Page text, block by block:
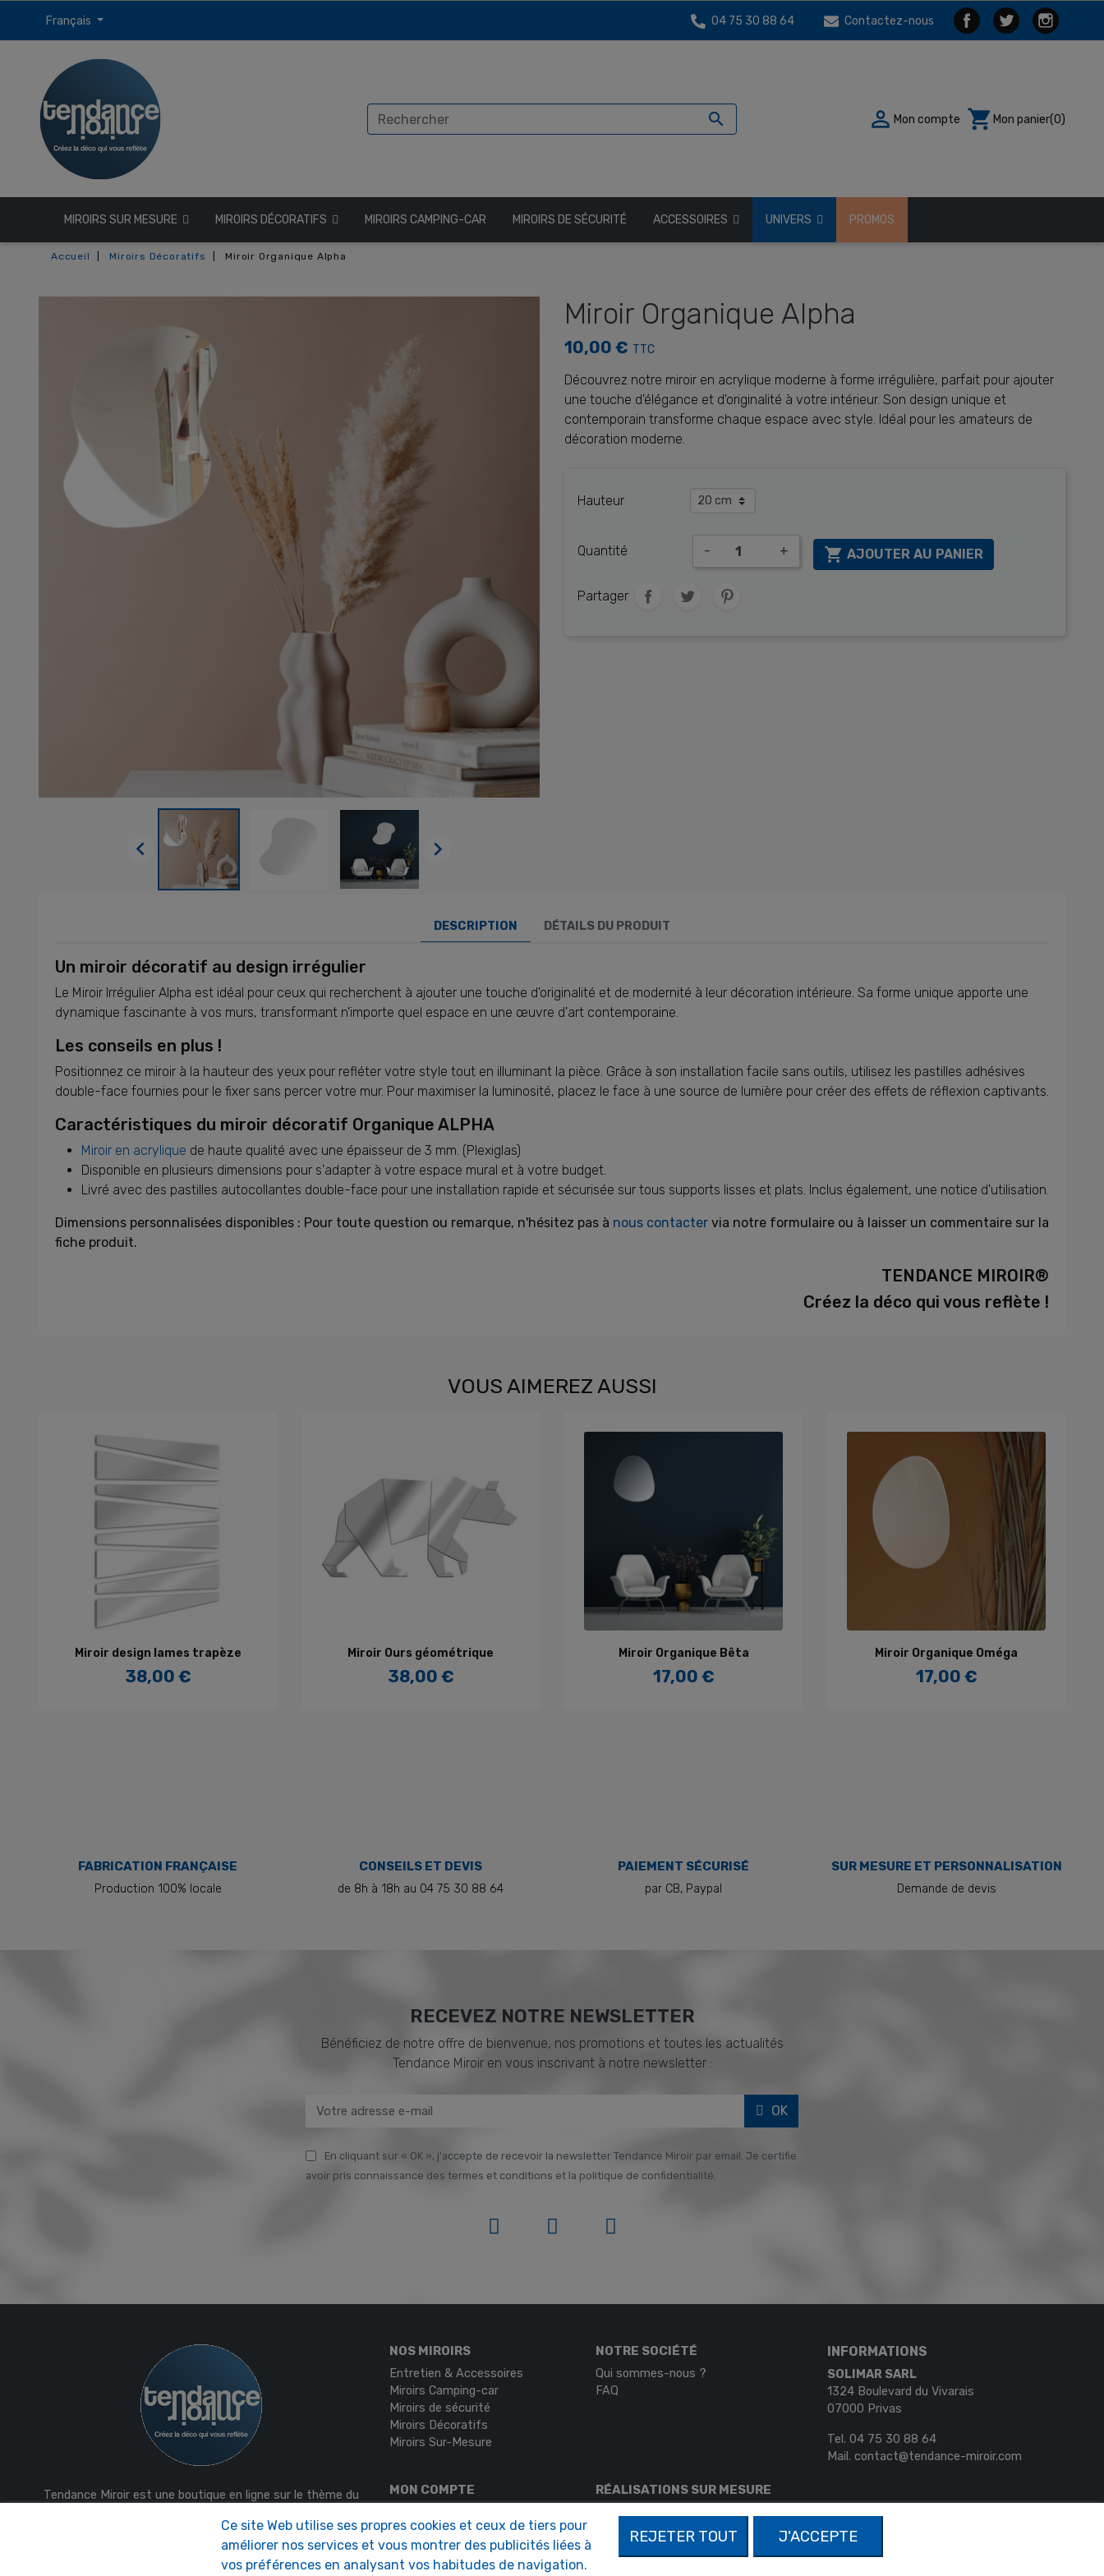
Français 04 75 30 88 64 Contactez-nous
  Mon compte shopping_cart Mon panier(0)
MIROIRS SUR MESURE MIROIRS DÉCORATIFS MIROIRS CAMPING-CAR MIROIRS DE SÉCURITÉ ACCESSOIRES UNIVERS PROMOS
Accueil Miroirs Décoratifs Miroir Organique Alpha
 
Miroir Organique Alpha
10,00 € TTC
Découvrez notre miroir en acrylique moderne à forme irrégulière, parfait pour ajouter
une touche d'élégance et d'originalité à votre intérieur. Son design unique et
contemporain transforme chaque espace avec style. Idéal pour les amateurs de
décoration moderne.
Hauteur
Quantité - +  AJOUTER AU PANIER
Partager
DESCRIPTION DÉTAILS DU PRODUIT
Un miroir décoratif au design irrégulier
Le Miroir Irrégulier Alpha est idéal pour ceux qui recherchent à ajouter une touche d'originalité et de modernité à leur décoration intérieure. Sa forme unique apporte une
dynamique fascinante à vos murs, transformant n'importe quel espace en une œuvre d'art contemporaine.
Les conseils en plus !
Positionnez ce miroir à la hauteur des yeux pour refléter votre style tout en illuminant la pièce. Grâce à son installation facile sans outils, utilisez les pastilles adhésives
double-face fournies pour le fixer sans percer votre mur. Pour maximiser la luminosité, placez le face à une source de lumière pour créer des effets de réflexion captivants.
Caractéristiques du miroir décoratif Organique ALPHA
Miroir en acrylique de haute qualité avec une épaisseur de 3 mm. (Plexiglas)
Disponible en plusieurs dimensions pour s'adapter à votre espace mural et à votre budget.
Livré avec des pastilles autocollantes double-face pour une installation rapide et sécurisée sur tous supports lisses et plats. Inclus également, une notice d'utilisation.
Dimensions personnalisées disponibles : Pour toute question ou remarque, n'hésitez pas à nous contacter via notre formulaire ou à laisser un commentaire sur la
fiche produit.
TENDANCE MIROIR®
Créez la déco qui vous reflète !
VOUS AIMEREZ AUSSI
AJOUTER AU PANIER
Miroir design lames trapèze
Prix
38,00 €
AJOUTER AU PANIER
Miroir Ours géométrique
Prix
38,00 €
AJOUTER AU PANIER
Miroir Organique Bêta
Prix
17,00 €
AJOUTER AU PANIER
Miroir Organique Oméga
Prix
17,00 €
FABRICATION FRANÇAISE
Production 100% locale
CONSEILS ET DEVIS
de 8h à 18h au 04 75 30 88 64
PAIEMENT SÉCURISÉ
par CB, Paypal
SUR MESURE ET PERSONNALISATION
Demande de devis
RECEVEZ NOTRE NEWSLETTER
Bénéficiez de notre offre de bienvenue, nos promotions et toutes les actualités
Tendance Miroir en vous inscrivant à notre newsletter :
OK
En cliquant sur « OK », j'accepte de recevoir la newsletter Tendance Miroir par email. Je certifie
avoir pris connaissance des termes et conditions et la politique de confidentialité.
Tendance Miroir est une boutique en ligne sur le thème du
décorer l'intérieur et l'extérieur, des réalisations de déco
sur mesure. Fabrication française.
NOS MIROIRS
Entretien & Accessoires
Miroirs Camping-car
Miroirs de sécurité
Miroirs Décoratifs
Miroirs Sur-Mesure
NOTRE SOCIÉTÉ
Qui sommes-nous ?
FAQ
MON COMPTE
Mon compte
RÉALISATIONS SUR MESURE
INFORMATIONS
SOLIMAR SARL
1324 Boulevard du Vivarais
07000 Privas
Tel. 04 75 30 88 64
Mail. contact@tendance-miroir.com
Ce site Web utilise ses propres cookies et ceux de tiers pour
améliorer nos services et vous montrer des publicités liées à
vos préférences en analysant vos habitudes de navigation.
REJETER TOUT J'ACCEPTE